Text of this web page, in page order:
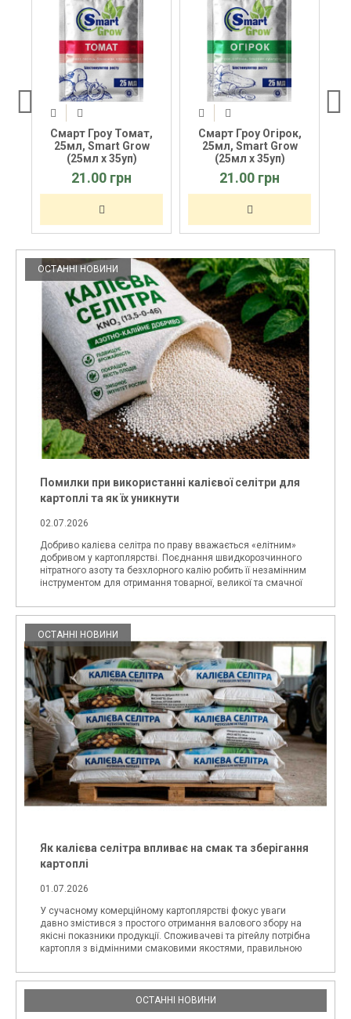
Смарт Гроу Томат,
25мл, Smart Grow
(25мл х 35уп)
21.00 грн
Смарт Гроу Огірок,
25мл, Smart Grow
(25мл х 35уп)
21.00 грн
ОСТАННІ НОВИНИ
Помилки при використанні калієвої селітри для
картоплі та як їх уникнути
02.07.2026
Добриво калієва селітра по праву вважається «елітним»
добривом у картоплярстві. Поєднання швидкорозчинного
нітратного азоту та безхлорного калію робить її незамінним
інструментом для отримання товарної, великої та смачної
зворотний бік: у руках не
ОСТАННІ НОВИНИ
Як калієва селітра впливає на смак та зберігання
картоплі
01.07.2026
У сучасному комерційному картоплярстві фокус уваги
давно змістився з простого отримання валового збору на
якісні показники продукції. Споживачеві та рітейлу потрібна
картопля з відмінними смаковими якостями, правильною
зберігатися до нового вро
ОСТАННІ НОВИНИ